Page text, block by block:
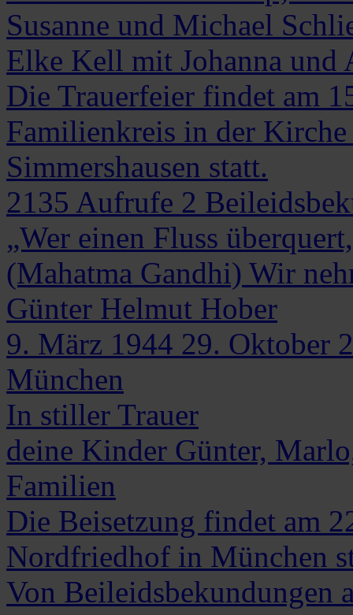
Susanne und Michael
Elke Kell mit Johanna und
Die Trauerfeier findet am
Familienkreis in der
Simmershausen statt.
2135 Aufrufe 2
„Wer einen Fluss
(Mahatma Gandhi) Wir
Günter Helmut Hober
9. März 1944 29. Oktober
München
In stiller Trauer
deine Kinder Günter,
Familien
Die Beisetzung findet am
Nordfriedhof in München
Von